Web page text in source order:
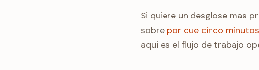
Si quiere un desglose mas
sobre por que cinco
aqui es el flujo de trabajo